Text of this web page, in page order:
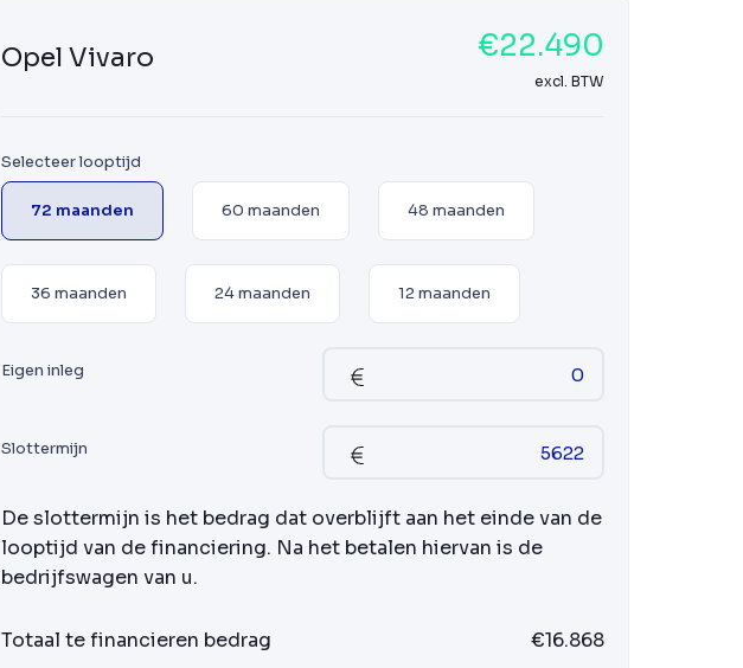
Opel Vivaro €22.490
excl. BTW
Selecteer looptijd
72 maanden 60 maanden 48 maanden
36 maanden 24 maanden 12 maanden
Eigen inleg
Slottermijn
De slottermijn is het bedrag dat overblijft aan het einde van de
looptijd van de financiering. Na het betalen hiervan is de
bedrijfswagen van u.
Totaal te financieren bedrag €16.868